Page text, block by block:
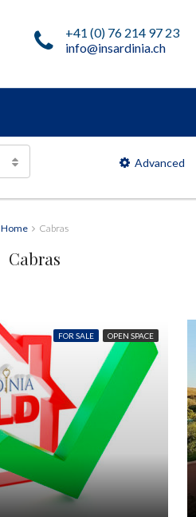
+41 (0) 76 214 97 23
info@insardinia.ch
Advanced
Home Cabras
Cabras
FOR SALE OPEN SPACE